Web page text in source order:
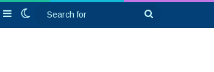
Article
SidebarSwitch skin